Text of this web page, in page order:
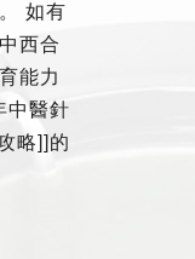
如有
西合
能力
中醫針
略]]的